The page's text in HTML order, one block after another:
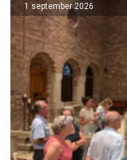
1 september 2026